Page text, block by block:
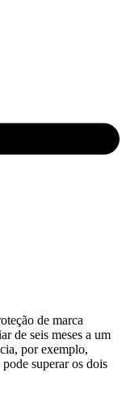
de marca
de seis meses a um
por exemplo,
superar os dois